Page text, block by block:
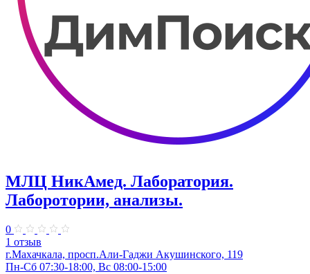
МЛЦ НикАмед. Лаборатория.
Лаборотории, анализы.
0
1 отзыв
г.Махачкала, ​просп.Али-Гаджи Акушинского, 119
Пн-Сб 07:30-18:00, Вс 08:00-15:00